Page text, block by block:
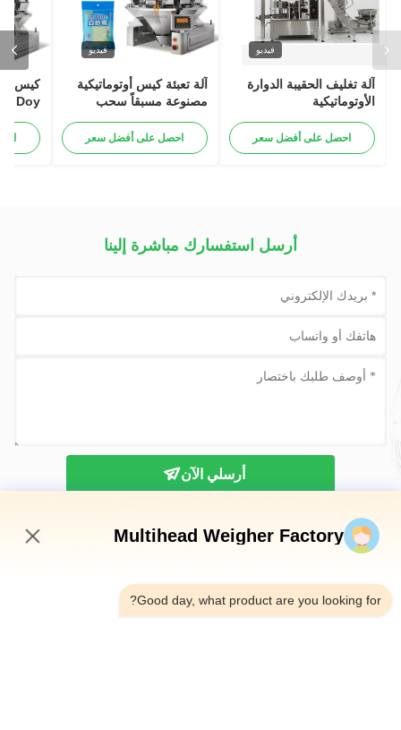
فيديو
آلة تغليف الحقيبة الدوارة
الأوتوماتيكية
احصل على أفضل سعر
فيديو
آلة تعبئة كيس أوتوماتيكية
مصنوعة مسبقاً سحب
الحبيبات السكر الملح الأرز
الحبوب آلة تعبئة
احصل على أفضل سعر
كيس
أرسل استفسارك مباشرة إلينا
أرسلي الآن
الهاتف：0086-18923335619
Multihead Weigher Factory
Good day, what product are you looking for?